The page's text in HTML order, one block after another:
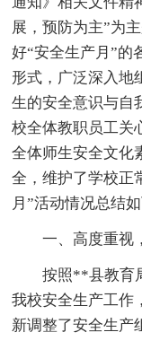
展，预防为主”为
好“安全生产月”的
形式，广泛深入地
生的安全意识与自
校全体教职员工关
全体师生安全文化
全，维护了学校正
月”活动情况总结如
一、高度重视
按照**县教育
我校安全生产工作
新调整了安全生产